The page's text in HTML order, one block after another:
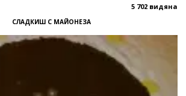
5 702 видяна
СЛАДКИШ С МАЙОНЕЗА